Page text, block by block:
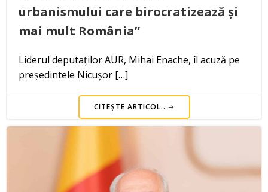
urbanismului care birocratizează și
mai mult România”
Liderul deputaților AUR, Mihai Enache, îl acuză pe
președintele Nicușor […]
CITEȘTE ARTICOL..